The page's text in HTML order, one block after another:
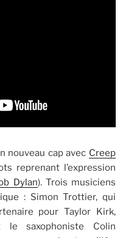
nouveau cap avec Creep
reprenant l’expression
Dylan). Trois musiciens
: Simon Trottier, qui
pour Taylor Kirk,
le saxophoniste Colin